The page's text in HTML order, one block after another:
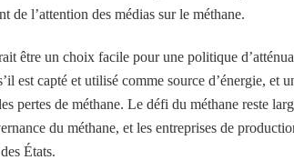
de l’attention des médias sur le méthane.
être un choix facile pour une politique
est capté et utilisé comme source d’énergie, et
pertes de méthane. Le défi du méthane reste
du méthane, et les entreprises de
États.